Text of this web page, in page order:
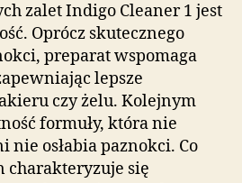
zalet Indigo Cleaner 1 jest
Oprócz skutecznego
preparat wspomaga
lepsze
czy żelu. Kolejnym
formuły, która nie
nie osłabia paznokci. Co
charakteryzuje się